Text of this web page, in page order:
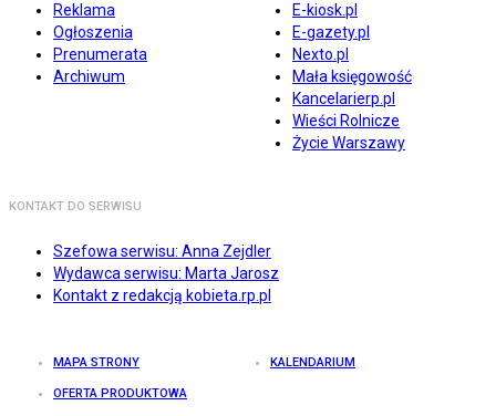
Reklama
Ogłoszenia
Prenumerata
Archiwum
E-kiosk.pl
E-gazety.pl
Nexto.pl
Mała księgowość
Kancelarierp.pl
Wieści Rolnicze
Życie Warszawy
KONTAKT DO SERWISU
Szefowa serwisu: Anna Zejdler
Wydawca serwisu: Marta Jarosz
Kontakt z redakcją kobieta.rp.pl
MAPA STRONY KALENDARIUM
OFERTA PRODUKTOWA